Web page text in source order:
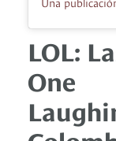
LOL:
One